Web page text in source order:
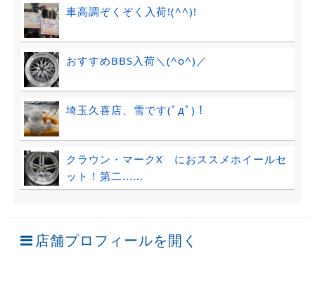
車高調ぞくぞく入荷!(^^)!
おすすめBBS入荷＼(^o^)／
埼玉久喜店、雪です(ﾟдﾟ)！
クラウン・マークX におススメホイールセ
ット！第二......
店舗プロフィールを開く